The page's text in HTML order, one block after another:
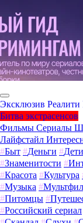
Эксклюзив Реалити
Битва экстрасенсов
Фильмы Сериалы
Лайфстайл
#Быт #Деньги #Дети
#Знаменитости #
#Красота #Культура
#Музыка #
#Питомцы #
#Российский сериал